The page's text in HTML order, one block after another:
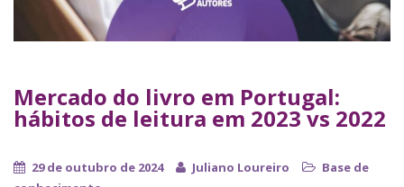
Mercado do livro em Portugal:
hábitos de leitura em 2023 vs 2022
29 de outubro de 2024 Juliano Loureiro
Base de